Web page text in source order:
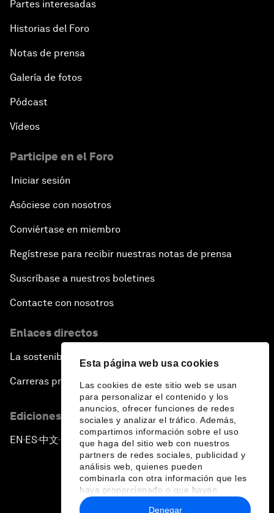
Esta página web usa cookies
Las cookies de este sitio web se usan
para personalizar el contenido y los
anuncios, ofrecer funciones de redes
sociales y analizar el tráfico. Además,
compartimos información sobre el uso
que haga del sitio web con nuestros
partners de redes sociales, publicidad y
análisis web, quienes pueden
combinarla con otra información que les
haya proporcionado o que hayan
recopilado a partir del uso que haya
Denegar
Partes interesadas
Historias del Foro
Notas de prensa
Galería de fotos
Pódcast
Vídeos
Participe en el Foro
Iniciar sesión
Asóciese con nosotros
Conviértase en miembro
Regístrese para recibir nuestras notas de prensa
Suscríbase a nuestros boletines
Contacte con nosotros
Enlaces directos
La sostenibilidad en el Foro
Carreras profesionales
Ediciones en otros idiomas
EN ▪ES▪中文▪ 日本語